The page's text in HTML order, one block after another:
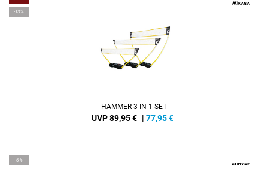
-13%
HAMMER 3 IN 1 SET
UVP 89,95 € | 77,95€
-6%